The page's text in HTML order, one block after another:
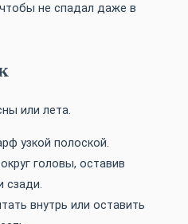
не спадал даже в
или лета.
узкой полоской.
головы, оставив
сзади.
внутрь или оставить